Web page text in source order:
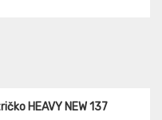
HEAVY NEW 137